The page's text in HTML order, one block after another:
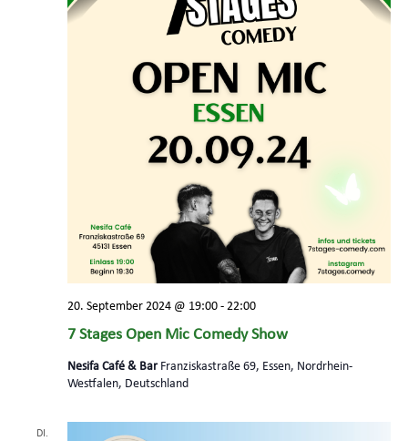
7 Stages Open Mic Comedy Show
20. September 2024 @ 19:00- 22:00
Nesifa Café & Bar Franziskastraße 69, Essen, Nordrhein-
Westfalen, Deutschland
DI.